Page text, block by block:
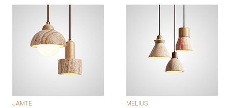
JAMTE MELIUS